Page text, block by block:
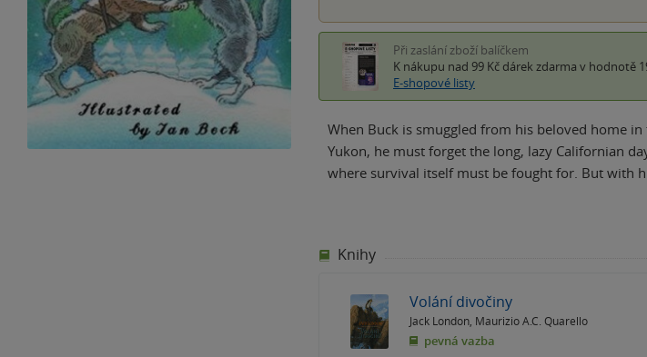
Při zaslání zboží balíčkem
K nákupu nad 99 Kč dárek zdarma v hodnotě
E-shopové listy
When Buck is smuggled from his beloved home
Yukon, he must forget the long, lazy Californian
where survival itself must be fought for. But with
Knihy
Volání divočiny
Jack London Maurizio A.C. Quarello
pevná vazba